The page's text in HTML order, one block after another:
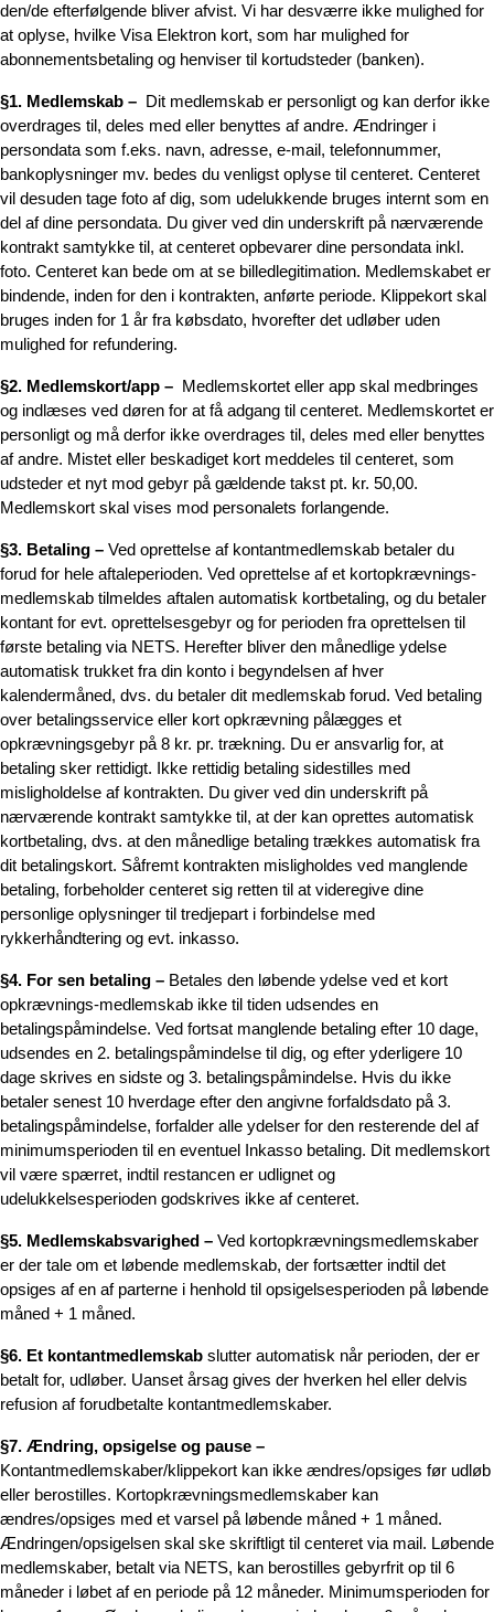
den/de efterfølgende bliver afvist. Vi har desværre ikke mulighed for
at oplyse, hvilke Visa Elektron kort, som har mulighed for
abonnementsbetaling og henviser til kortudsteder (banken).
§1. Medlemskab –
Dit medlemskab er personligt og kan derfor ikke
overdrages til, deles med eller benyttes af andre. Ændringer i
persondata som f.eks. navn, adresse, e-mail, telefonnummer,
bankoplysninger mv. bedes du venligst oplyse til centeret. Centeret
vil desuden tage foto af dig, som udelukkende bruges internt som en
del af dine persondata. Du giver ved din underskrift på nærværende
kontrakt samtykke til, at centeret opbevarer dine persondata inkl.
foto. Centeret kan bede om at se billedlegitimation. Medlemskabet er
bindende, inden for den i kontrakten, anførte periode. Klippekort skal
bruges inden for 1 år fra købsdato, hvorefter det udløber uden
mulighed for refundering.
§2. Medlemskort/app –
Medlemskortet eller app skal medbringes
og indlæses ved døren for at få adgang til centeret. Medlemskortet er
personligt og må derfor ikke overdrages til, deles med eller benyttes
af andre. Mistet eller beskadiget kort meddeles til centeret, som
udsteder et nyt mod gebyr på gældende takst pt. kr. 50,00.
Medlemskort skal vises mod personalets forlangende.
§3. Betaling – Ved oprettelse af kontantmedlemskab betaler du
forud for hele aftaleperioden. Ved oprettelse af et kortopkrævnings-
medlemskab tilmeldes aftalen automatisk kortbetaling, og du betaler
kontant for evt. oprettelsesgebyr og for perioden fra oprettelsen til
første betaling via NETS. Herefter bliver den månedlige ydelse
automatisk trukket fra din konto i begyndelsen af hver
kalendermåned, dvs. du betaler dit medlemskab forud. Ved betaling
over betalingsservice eller kort opkrævning pålægges et
opkrævningsgebyr på 8 kr. pr. trækning. Du er ansvarlig for, at
betaling sker rettidigt. Ikke rettidig betaling sidestilles med
misligholdelse af kontrakten. Du giver ved din underskrift på
nærværende kontrakt samtykke til, at der kan oprettes automatisk
kortbetaling, dvs. at den månedlige betaling trækkes automatisk fra
dit betalingskort. Såfremt kontrakten misligholdes ved manglende
betaling, forbeholder centeret sig retten til at videregive dine
personlige oplysninger til tredjepart i forbindelse med
rykkerhåndtering og evt. inkasso.
§4. For sen betaling – Betales den løbende ydelse ved et kort
opkrævnings-medlemskab ikke til tiden udsendes en
betalingspåmindelse. Ved fortsat manglende betaling efter 10 dage,
udsendes en 2. betalingspåmindelse til dig, og efter yderligere 10
dage skrives en sidste og 3. betalingspåmindelse. Hvis du ikke
betaler senest 10 hverdage efter den angivne forfaldsdato på 3.
betalingspåmindelse, forfalder alle ydelser for den resterende del af
minimumsperioden til en eventuel Inkasso betaling. Dit medlemskort
vil være spærret, indtil restancen er udlignet og
udelukkelsesperioden godskrives ikke af centeret.
§5. Medlemskabsvarighed – Ved kortopkrævningsmedlemskaber
er der tale om et løbende medlemskab, der fortsætter indtil det
opsiges af en af parterne i henhold til opsigelsesperioden på løbende
måned + 1 måned.
§6. Et kontantmedlemskab slutter automatisk når perioden, der er
betalt for, udløber. Uanset årsag gives der hverken hel eller delvis
refusion af forudbetalte kontantmedlemskaber.
§7. Ændring, opsigelse og pause –
Kontantmedlemskaber/klippekort kan ikke ændres/opsiges før udløb
eller berostilles. Kortopkrævningsmedlemskaber kan
ændres/opsiges med et varsel på løbende måned + 1 måned.
Ændringen/opsigelsen skal ske skriftligt til centeret via mail. Løbende
medlemskaber, betalt via NETS, kan berostilles gebyrfrit op til 6
måneder i løbet af en periode på 12 måneder. Minimumsperioden for